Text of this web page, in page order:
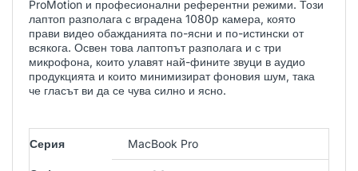
ProMotion и професионални референтни режими. Този
лаптоп разполага с вградена 1080p камера, която
прави видео обажданията по-ясни и по-истински от
всякога. Освен това лаптопът разполага и с три
микрофона, които улавят най-фините звуци в аудио
продукцията и които минимизират фоновия шум, така
че гласът ви да се чува силно и ясно.
Серия MacBook Pro